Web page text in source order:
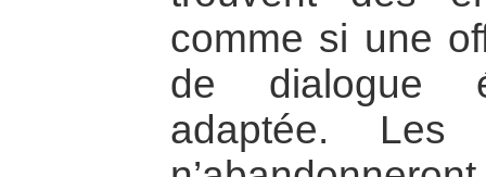
comme si une
de dialogue
adaptée. Les